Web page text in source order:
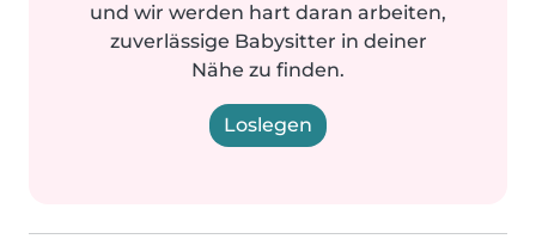
und wir werden hart daran arbeiten,
zuverlässige Babysitter in deiner
Nähe zu finden.
Loslegen